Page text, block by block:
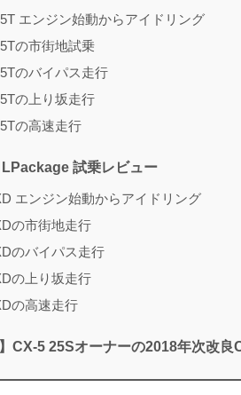
エンジン始動からアイドリング
の市街地試乗
のバイパス走行
の上り坂走行
の高速走行
試乗レビュー
エンジン始動からアイドリング
の市街地走行
のバイパス走行
の上り坂走行
の高速走行
】CX-5 25Sオーナーの2018年次改